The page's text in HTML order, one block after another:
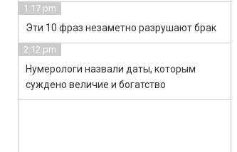
1:17 pm
Эти 10 фраз незаметно разрушают брак
2:12 pm
Нумерологи назвали даты, которым
суждено величие и богатство